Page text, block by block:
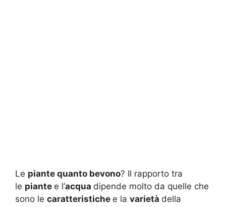
Le piante quanto bevono? Il rapporto tra
le piante e l’acqua dipende molto da quelle che
sono le caratteristiche e la varietà della